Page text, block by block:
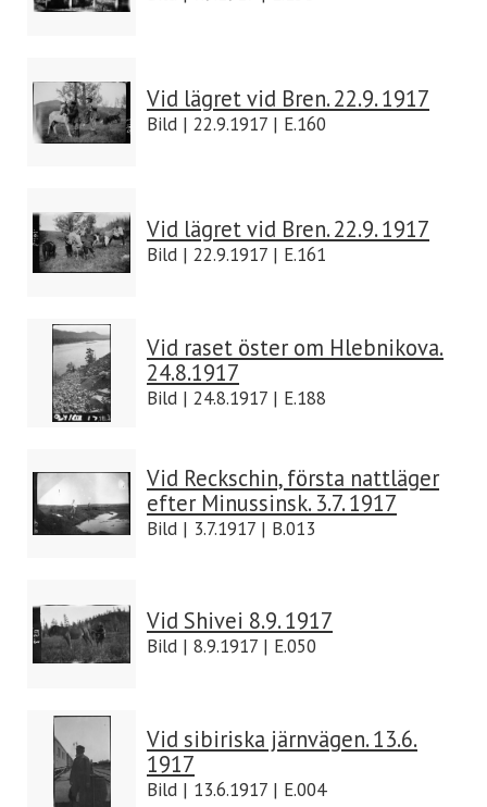
Vid lägret vid Bren. 22.9. 1917
Bild | 22.9.1917 | E.160
Vid lägret vid Bren. 22.9. 1917
Bild | 22.9.1917 | E.161
Vid raset öster om Hlebnikova.
24.8.1917
Bild | 24.8.1917 | E.188
Vid Reckschin, första nattläger
efter Minussinsk. 3.7. 1917
Bild | 3.7.1917 | B.013
Vid Shivei 8.9. 1917
Bild | 8.9.1917 | E.050
Vid sibiriska järnvägen. 13.6.
1917
Bild | 13.6.1917 | E.004